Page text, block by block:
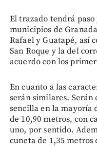
El trazado tendrá paso
municipios de
Rafael y Guatapé, así
San Roque y la del
acuerdo con los
En cuanto a las
serán similares. Serán
sencilla en la mayoría
de 10,90 metros, con
uno, por sentido.
cuneta de 1,35 metros